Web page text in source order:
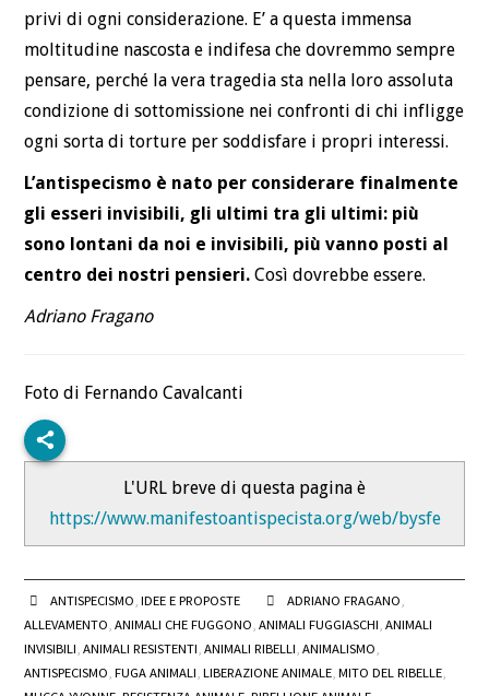
privi di ogni considerazione. E’ a questa immensa
moltitudine nascosta e indifesa che dovremmo sempre
pensare, perché la vera tragedia sta nella loro assoluta
condizione di sottomissione nei confronti di chi infligge
ogni sorta di torture per soddisfare i propri interessi.
L’antispecismo è nato per considerare finalmente
gli esseri invisibili, gli ultimi tra gli ultimi: più
sono lontani da noi e invisibili, più vanno posti al
centro dei nostri pensieri. Così dovrebbe essere.
Adriano Fragano
Foto di Fernando Cavalcanti
L'URL breve di questa pagina è
https://www.manifestoantispecista.org/web/bysfe
ANTISPECISMO IDEE E PROPOSTE ADRIANO FRAGANO
ALLEVAMENTO ,ANIMALI CHE FUGGONO ,ANIMALI FUGGIASCHI ,ANIMALI
INVISIBILI ,ANIMALI RESISTENTI ,ANIMALI RIBELLI ,ANIMALISMO
ANTISPECISMO ,FUGA ANIMALI ,LIBERAZIONE ANIMALE ,MITO DEL RIBELLE